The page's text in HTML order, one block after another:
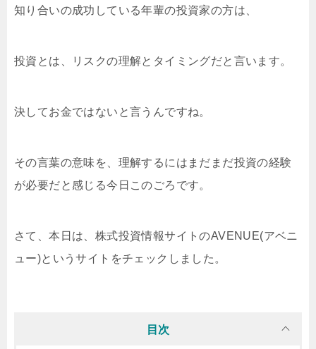
知り合いの成功している年輩の投資家の方は、
投資とは、リスクの理解とタイミングだと言います。
決してお金ではないと言うんですね。
その言葉の意味を、理解するにはまだまだ投資の経験
が必要だと感じる今日このごろです。
さて、本日は、株式投資情報サイトのAVENUE(アベニ
ュー)というサイトをチェックしました。
目次